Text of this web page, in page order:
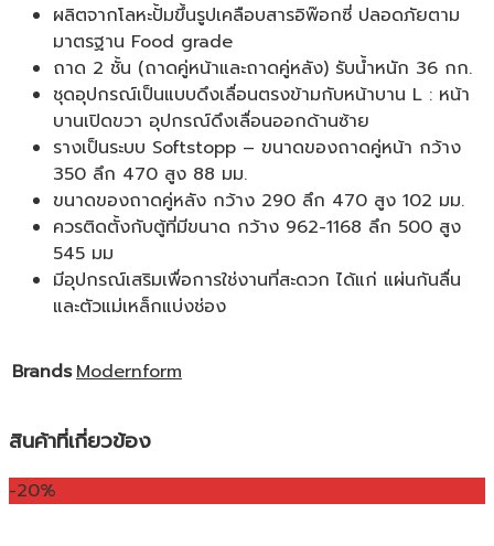
ผลิตจากโลหะปั้มขึ้นรูปเคลือบสารอิพ๊อกซี่ ปลอดภัยตาม
มาตรฐาน Food grade
ถาด 2 ชั้น (ถาดคู่หน้าและถาดคู่หลัง) รับน้ำหนัก 36 กก.
ชุดอุปกรณ์เป็นแบบดึงเลื่อนตรงข้ามกับหน้าบาน L : หน้า
บานเปิดขวา อุปกรณ์ดึงเลื่อนออกด้านซ้าย
รางเป็นระบบ Softstopp – ขนาดของถาดคู่หน้า กว้าง
350 ลึก 470 สูง 88 มม.
ขนาดของถาดคู่หลัง กว้าง 290 ลึก 470 สูง 102 มม.
ควรติดตั้งกับตู้ที่มีขนาด กว้าง 962-1168 ลึก 500 สูง
545 มม
มีอุปกรณ์เสริมเพื่อการใช่งานที่สะดวก ได้แก่ แผ่นกันลื่น
และตัวแม่เหล็กแบ่งช่อง
Brands Modernform
สินค้าที่เกี่ยวข้อง
-20%